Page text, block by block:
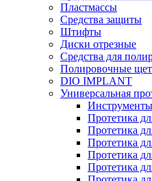
Пластмассы
Средства защиты
Штифты
Диски отрезные
Средства для
Полировочные
DIO IMPLANT
Универсальная
Протетика
Протетика
Протетика
Протетика
Протетика